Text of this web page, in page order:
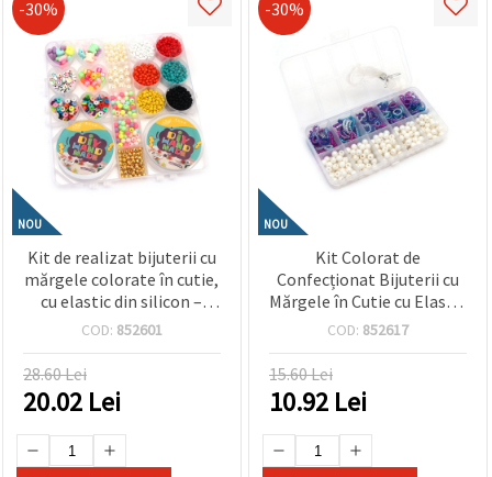
-30%
NOU
Kit de realizat bijuterii cu
mărgele colorate în cutie,
cu elastic din silicon –
culori asortate – perfect
și bijuterii DIY
COD: 852601
28.60 Lei
20.02 Lei
-30%
NOU
Kit Colorat de
Confecționat Bijuterii cu
Mărgele în Cutie cu Elastic
din Silicon – Forme și
pentru Copii, Hobby
Creativ, DIY și Accesorii
Handmade
COD: 852617
15.60 Lei
10.92 Lei